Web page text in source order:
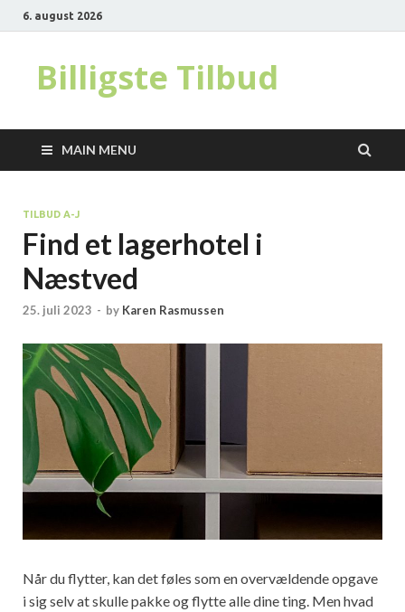
6. august 2026
Billigste Tilbud
MAIN MENU
TILBUD A-J
Find et lagerhotel i
Næstved
25. juli 2023 - by Karen Rasmussen
Når du flytter, kan det føles som en overvældende opgave
i sig selv at skulle pakke og flytte alle dine ting. Men hvad